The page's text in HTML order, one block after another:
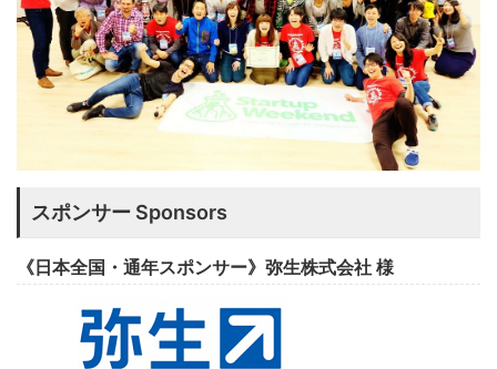
スポンサー Sponsors
《日本全国・通年スポンサー》弥生株式会社 様